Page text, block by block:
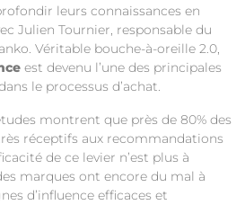
leurs connaissances en
Julien Tournier, responsable du
Véritable bouche-à-oreille 2.0,
est devenu l’une des principales
le processus d’achat.
montrent que près de 80% des
réceptifs aux recommandations
de ce levier n’est plus à
marques ont encore du mal à
d’influence efficaces et